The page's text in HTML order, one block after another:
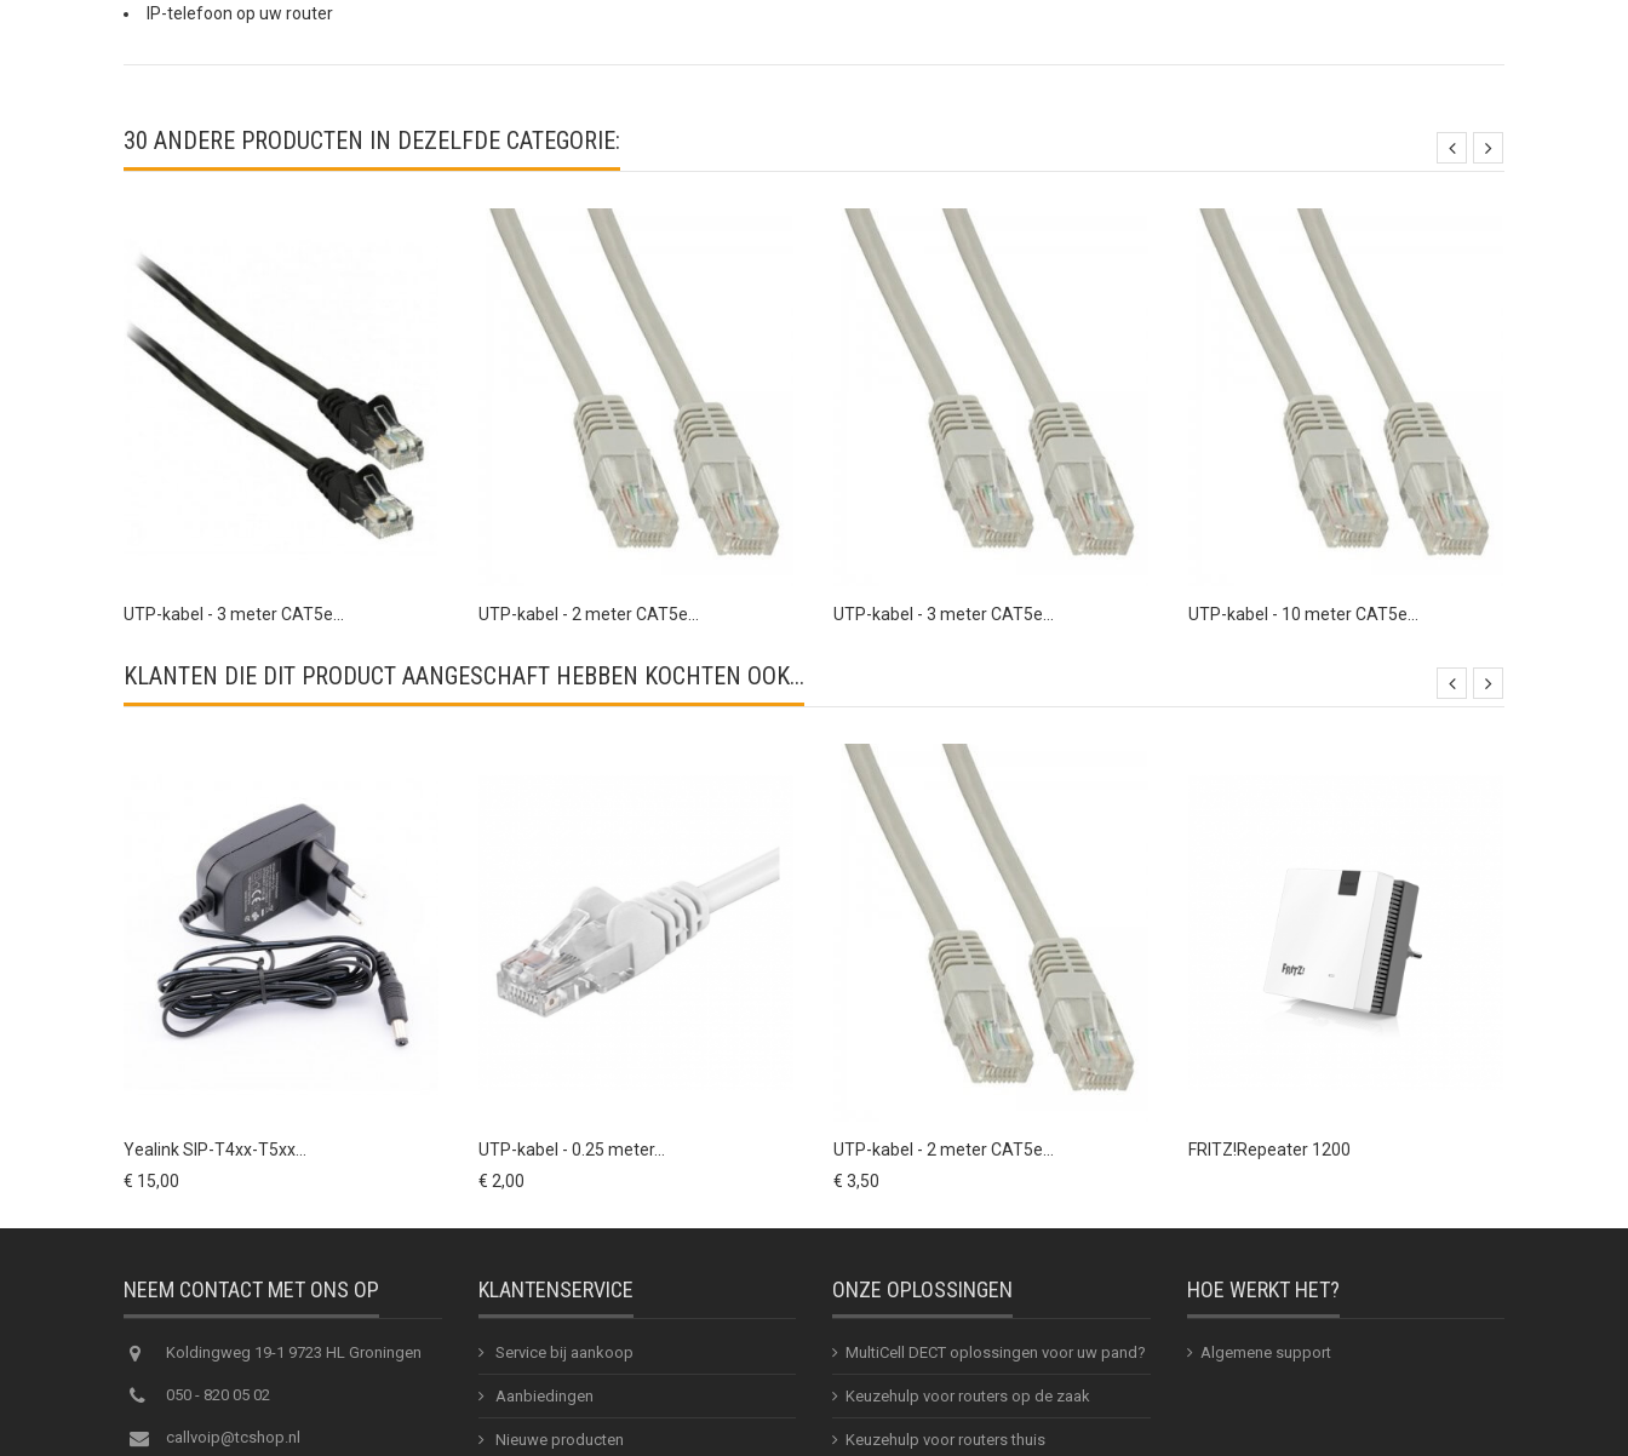
IP-telefoon op uw router
30 ANDERE PRODUCTEN IN DEZELFDE CATEGORIE:
UTP-kabel - 3 meter CAT5e... UTP-kabel - 2 meter CAT5e... UTP-kabel - 3 meter CAT5e... UTP-kabel - 10 meter CAT5e...
KLANTEN DIE DIT PRODUCT AANGESCHAFT HEBBEN KOCHTEN OOK...
Yealink SIP-T4xx-T5xx...
€ 15,00
UTP-kabel - 0.25 meter...
€ 2,00
UTP-kabel - 2 meter CAT5e...
€ 3,50
FRITZ!Repeater 1200
NEEM CONTACT MET ONS OP
Koldingweg 19-1 9723 HL Groningen
050 - 820 05 02
callvoip@tcshop.nl
KLANTENSERVICE
Service bij aankoop
Aanbiedingen
Nieuwe producten
ONZE OPLOSSINGEN
MultiCell DECT oplossingen voor uw pand?
Keuzehulp voor routers op de zaak
Keuzehulp voor routers thuis
HOE WERKT HET?
Algemene support